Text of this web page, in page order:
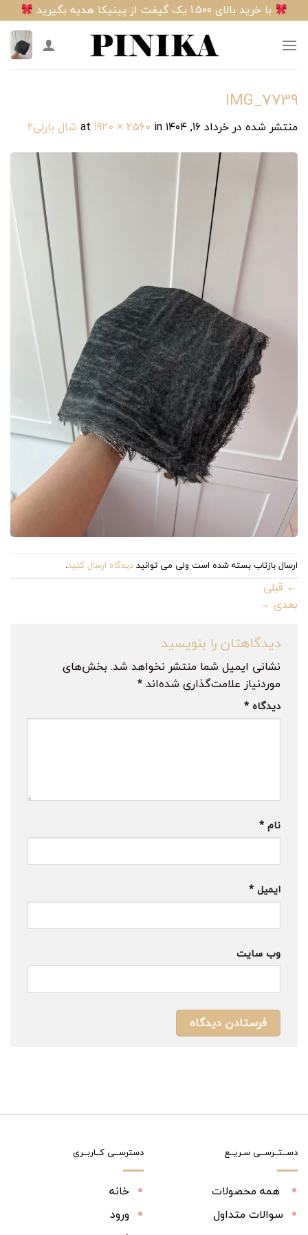
to
content
با خرید بالای 1.500 یک گیفت از پینیکا هدیه بگیرید
IMG_7739
منتشر شده درخرداد ۱۶, ۱۴۰۴ 1920 × 2560 in شال بارلی۲
ارسال بازتاب بسته شده است ولی می توانیددیدگاه ارسال کنید.
← قبلی
بعدی →
دیدگاهتان را بنویسید
نشانی ایمیل شما منتشر نخواهد شد. بخش‌های
موردنیاز علامت‌گذاری شده‌اند*
دیدگاه *
نام *
ایمیل *
وب‌ سایت
دســتــرســی سـریــع
همه محصولات
سوالات متداول
دسترســی کــاربــری
خانه
ورود